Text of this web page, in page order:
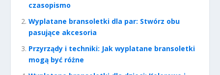
czasopismo
Wyplatane bransoletki dla par: Stwórz obu
pasujące akcesoria
Przyrządy i techniki: Jak wyplatane bransoletki
mogą być różne